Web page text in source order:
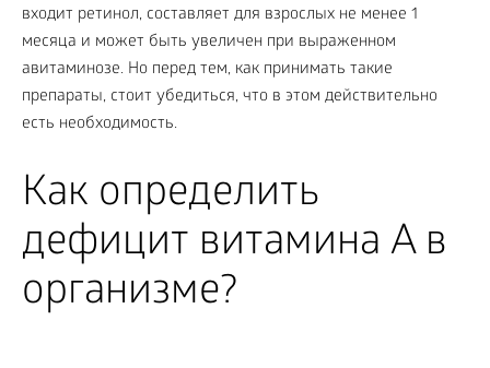
входит ретинол, составляет для взрослых не менее 1
месяца и может быть увеличен при выраженном
авитаминозе. Но перед тем, как принимать такие
препараты, стоит убедиться, что в этом действительно
есть необходимость.
Как определить
дефицит витамина A в
организме?